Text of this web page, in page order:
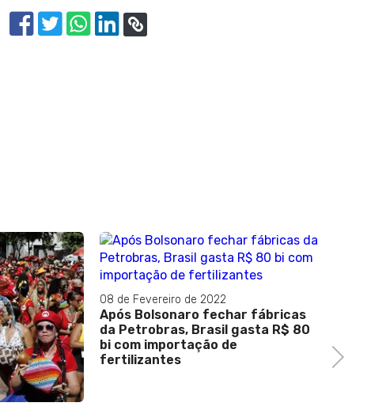
08 de Fevereiro de 2022
Após Bolsonaro fechar fábricas
da Petrobras, Brasil gasta R$ 80
bi com importação de
fertilizantes
Next